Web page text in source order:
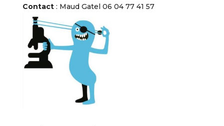
Contact: Maud Gatel 06 04 77 41 57